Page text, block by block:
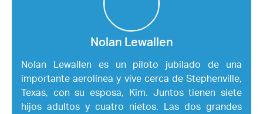
Nolan Lewallen
Nolan Lewallen es un piloto jubilado de una
importante aerolínea y vive cerca de Stephenville,
Texas, con su esposa, Kim. Juntos tienen siete
hijos adultos y cuatro nietos. Las dos grandes